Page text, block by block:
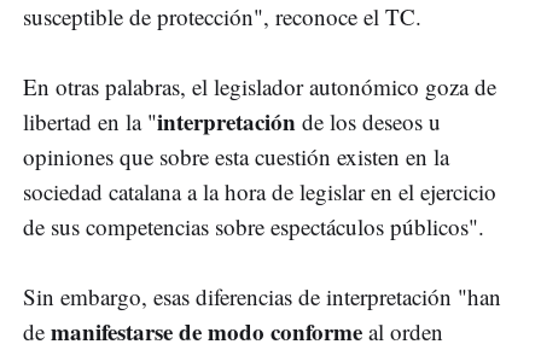
susceptible de protección", reconoce el TC.
En otras palabras, el legislador autonómico goza de
libertad en la "interpretación de los deseos u
opiniones que sobre esta cuestión existen en la
sociedad catalana a la hora de legislar en el ejercicio
de sus competencias sobre espectáculos públicos".
Sin embargo, esas diferencias de interpretación "han
de manifestarse de modo conforme al orden